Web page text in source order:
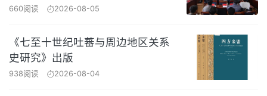
660阅读 2026-08-05
《七至十世纪吐蕃与周边地区关系
史研究》出版
938阅读 2026-08-04